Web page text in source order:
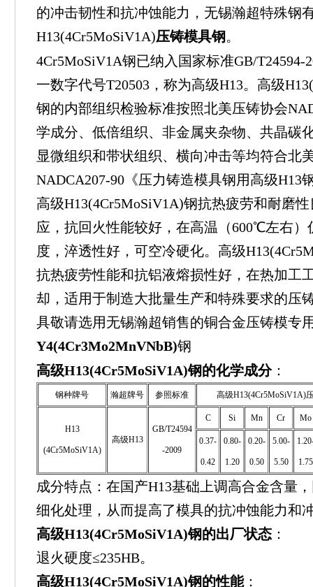
的冲击韧性和抗冲蚀能力，无锡瀚超特殊钢
H13(4Cr5MoSiV1A)压铸模具钢 。
4Cr5MoSiV1A钢已纳入国家标准GB/T24594-
一数字代号T20503，称为高级H13。高级
钢的内部组织检验标准按照北美压铸协会
学成分、低倍组织、非金属夹杂物、共晶碳
显微组织和带状组织、横向冲击等均符合北
NADCA207-90《压力铸造模具钢用高级H13
高级H13(4Cr5MoSiV1A)钢抗热疲劳和耐磨
应，抗回火性能较好，在高温（600℃左右
度，淬透性好，可空冷硬化。高级
抗热疲劳性能和抗铝液熔损性好，在热加工
却，适用于制造大批量生产和特殊要求的压
具敬请选用无锡瀚超销售的铜合金压铸模专
Y4(4Cr3Mo2MnVNbB)钢
高级H13(4Cr5MoSiV1A)钢的化学成分：
钢种牌号 瀚超牌号 参照标准 高级H13(4Cr5MoSiV1A)
H13
(4Cr5MoSiV1A)
高级H13
GB/T24594
-2009
C Si Mn Cr Mo
0.37-
0.42
0.80-
1.20
0.20-
0.50
5.00-
5.50 1.75
成分特点：在国产H13基础上调高合金含量
细化处理，从而提高了模具的抗冲蚀能力和
高级H13(4Cr5MoSiV1A)钢的出厂状态 ：
退火硬度≤235HB。
高级H13(4Cr5MoSiV1A)钢的性能：